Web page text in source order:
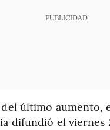
PUBLICIDAD
del último aumento,
difundió el viernes